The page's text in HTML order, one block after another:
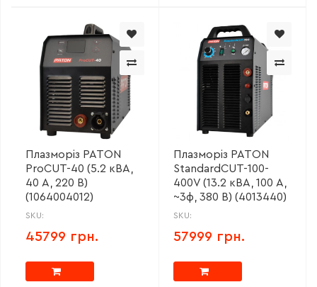
Плазморіз PATON
ProCUT-40 (5.2 кВА,
40 А, 220 В)
(1064004012)
SKU:
45799 грн.
Плазморіз PATON
StandardCUT-100-
400V (13.2 кВА, 100 А,
~3ф, 380 В) (4013440)
SKU:
57999 грн.